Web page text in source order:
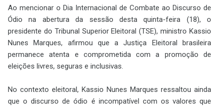
Ao mencionar o Dia Internacional de Combate ao Discurso de
Ódio na abertura da sessão desta quinta-feira (18), o
presidente do Tribunal Superior Eleitoral (TSE), ministro Kassio
Nunes Marques, afirmou que a Justiça Eleitoral brasileira
permanece atenta e comprometida com a promoção de
eleições livres, seguras e inclusivas.
No contexto eleitoral, Kassio Nunes Marques ressaltou ainda
que o discurso de ódio é incompatível com os valores que